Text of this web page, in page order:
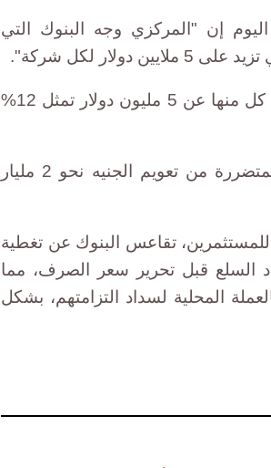
إن "المركزي وجه البنوك التي
لكل شركة".
وقال خميس إن الشركات التي تزيد مديونيات كل منها عن 5 مليون دولار تمثل 12%
وتبلغ القيمة الإجمالية لمديونيات الشركات المتضررة من تعويم الجنيه نحو 2 مليار
الماضي انتقدت 9 جميعات للمستثمرين، تقاعس البنوك عن تغطية
السلع قبل تحرير سعر الصرف، مما
المحلية لسداد التزامتهم، بشكل